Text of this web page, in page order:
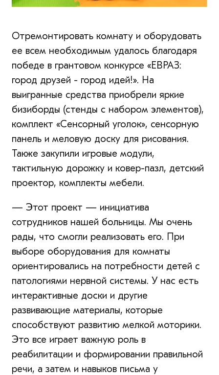
Отремонтировать комнату и оборудовать
ее всем необходимым удалось благодаря
победе в грантовом конкурсе «ЕВРАЗ:
город друзей - город идей!». На
выигранные средства приобрели яркие
бизиборды (стенды с набором элементов),
комплект «Сенсорный уголок», сенсорную
панель и меловую доску для рисования.
Также закупили игровые модули,
тактильную дорожку и ковер-пазл, детский
проектор, комплекты мебели.
— Этот проект — инициатива
сотрудников нашей больницы. Мы очень
рады, что смогли реализовать его. При
выборе оборудования для комнаты
ориентировались на потребности детей с
патологиями нервной системы. У нас есть
интерактивные доски и другие
развивающие материалы, которые
способствуют развитию мелкой моторики.
Это все играет важную роль в
реабилитации и формировании правильной
речи, а затем и навыков письма у